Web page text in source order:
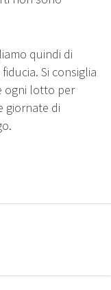
quindi di
Si consiglia
ogni lotto per
giornate di